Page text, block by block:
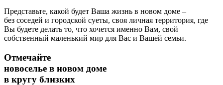
Представьте, какой будет Ваша жизнь в новом доме –
без соседей и городской суеты, своя личная территория, где
Вы будете делать то, что хочется именно Вам, свой
собственный маленький мир для Вас и Вашей семьи.
Отмечайте
новоселье в новом доме
в кругу близких